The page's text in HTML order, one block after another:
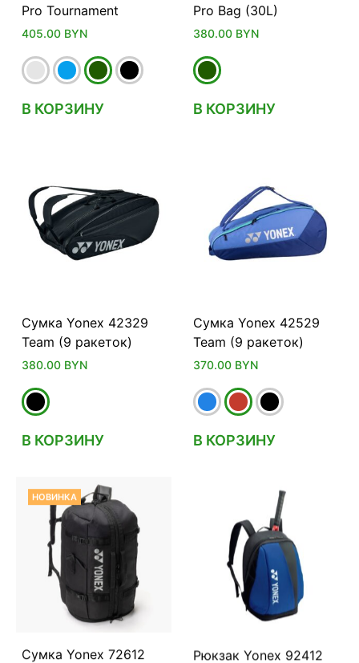
Pro Tournament
405.00 BYN
В КОРЗИНУ
Pro Bag (30L)
380.00 BYN
В КОРЗИНУ
Сумка Yonex 42329
Team (9 ракеток)
380.00 BYN
В КОРЗИНУ
Сумка Yonex 42529
Team (9 ракеток)
370.00 BYN
В КОРЗИНУ
НОВИНКА
Сумка Yonex 72612
Рюкзак Yonex 92412